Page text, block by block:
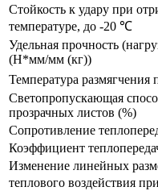
Стойкость к удару при
температуре, до -20 ℃
Удельная прочность
(Н*мм/мм (кг))
Температура
Светопропускающая
прозрачных листов (%)
Сопротивление
Коэффициент
Изменение линейных
теплового воздействия